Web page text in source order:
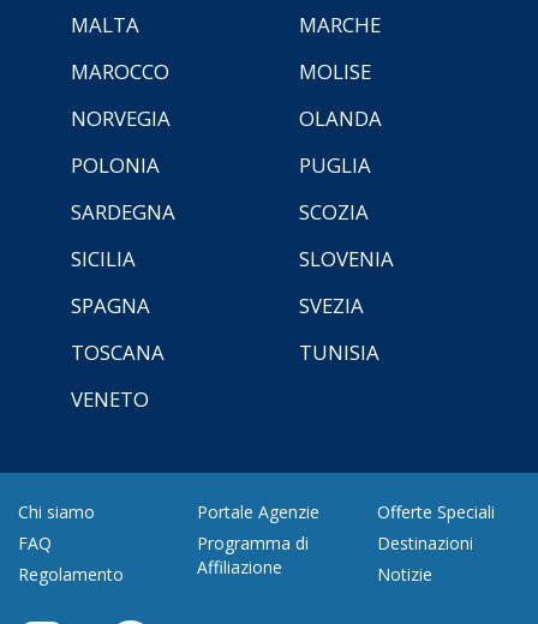
MALTA
MARCHE
MAROCCO
MOLISE
NORVEGIA
OLANDA
POLONIA
PUGLIA
SARDEGNA
SCOZIA
SICILIA
SLOVENIA
SPAGNA
SVEZIA
TOSCANA
TUNISIA
VENETO
Chi siamo
FAQ
Regolamento
Portale Agenzie
Programma di
Affiliazione
Offerte Speciali
Destinazioni
Notizie